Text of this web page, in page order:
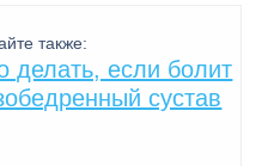
также:
делать, если болит
сустав